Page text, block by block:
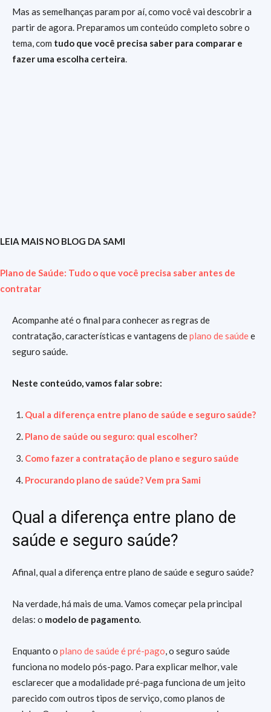
Mas as semelhanças param por aí, como você vai descobrir a
partir de agora. Preparamos um conteúdo completo sobre o
tema, com tudo que você precisa saber para comparar e
fazer uma escolha certeira.
LEIA MAIS NO BLOG DA SAMI
Plano de Saúde: Tudo o que você precisa saber antes de
contratar
Acompanhe até o final para conhecer as regras de
contratação, características e vantagens deplano de saúdee
seguro saúde.
Neste conteúdo, vamos falar sobre:
Qual a diferença entre plano de saúde e seguro saúde?
Plano de saúde ou seguro: qual escolher?
Como fazer a contratação de plano e seguro saúde
Procurando plano de saúde? Vem pra Sami
Qual a diferença entre plano de
saúde e seguro saúde?
Afinal, qual a diferença entre plano de saúde e seguro saúde?
Na verdade, há mais de uma. Vamos começar pela principal
delas: o modelo de pagamento.
Enquanto o plano de saúde é pré-pago, o seguro saúde
funciona no modelo pós-pago. Para explicar melhor, vale
esclarecer que a modalidade pré-paga funciona de um jeito
parecido com outros tipos de serviço, como planos de